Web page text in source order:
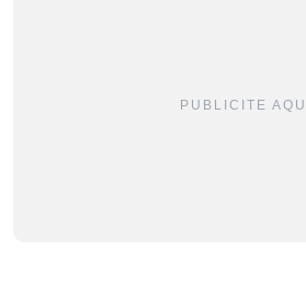
PUBLICITE AQUI